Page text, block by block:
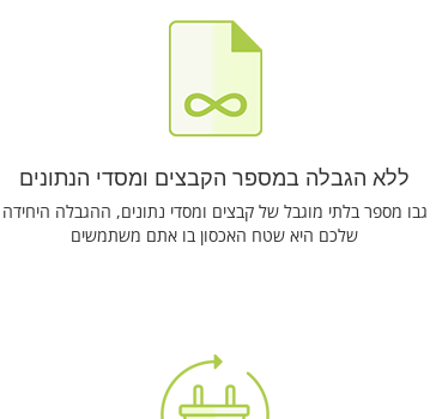
ללא הגבלה במספר הקבצים ומסדי הנתונים
גבו מספר בלתי מוגבל של קבצים ומסדי נתונים, ההגבלה היחידה
שלכם היא שטח האכסון בו אתם משתמשים